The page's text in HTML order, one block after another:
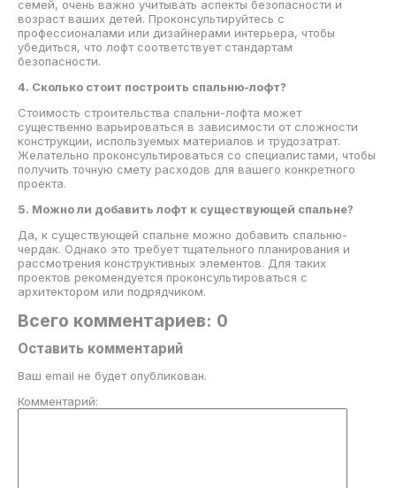
семей, очень важно учитывать аспекты безопасности и
возраст ваших детей. Проконсультируйтесь с
профессионалами или дизайнерами интерьера, чтобы
убедиться, что лофт соответствует стандартам
безопасности.
4. Сколько стоит построить спальню-лофт?
Стоимость строительства спальни-лофта может
существенно варьироваться в зависимости от сложности
конструкции, используемых материалов и трудозатрат.
Желательно проконсультироваться со специалистами, чтобы
получить точную смету расходов для вашего конкретного
проекта.
5. Можно ли добавить лофт к существующей спальне?
Да, к существующей спальне можно добавить спальню-
чердак. Однако это требует тщательного планирования и
рассмотрения конструктивных элементов. Для таких
проектов рекомендуется проконсультироваться с
архитектором или подрядчиком.
Всего комментариев: 0
Оставить комментарий
Ваш email не будет опубликован.
Комментарий: